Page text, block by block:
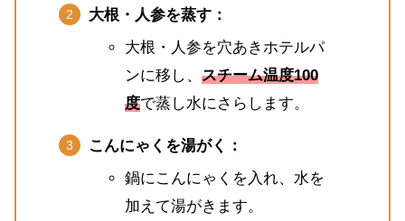
大根・人参を蒸す：
大根・人参を穴あきホテルパ
ンに移し、 スチーム温度100
度で蒸し水にさらします。
こんにゃくを湯がく：
鍋にこんにゃくを入れ、水を
加えて湯がきます。